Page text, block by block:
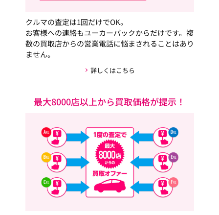
クルマの査定は1回だけでOK。
お客様への連絡もユーカーパックからだけです。複
数の買取店からの営業電話に悩まされることはあり
ません。
詳しくはこちら
最大8000店以上から買取価格が提示！